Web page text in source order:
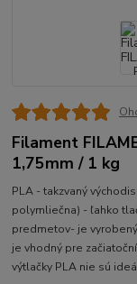
Filament
1,75mm / 1 kg
PLA - takzvaný
polymliečna) - ľahko
predmetov- je
je vhodný pre
výtlačky PLA nie sú